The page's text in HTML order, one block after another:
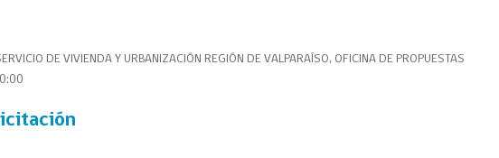
DE VIVIENDA Y URBANIZACIÓN REGIÓN DE VALPARAÍSO, OFICINA DE PROPUESTAS